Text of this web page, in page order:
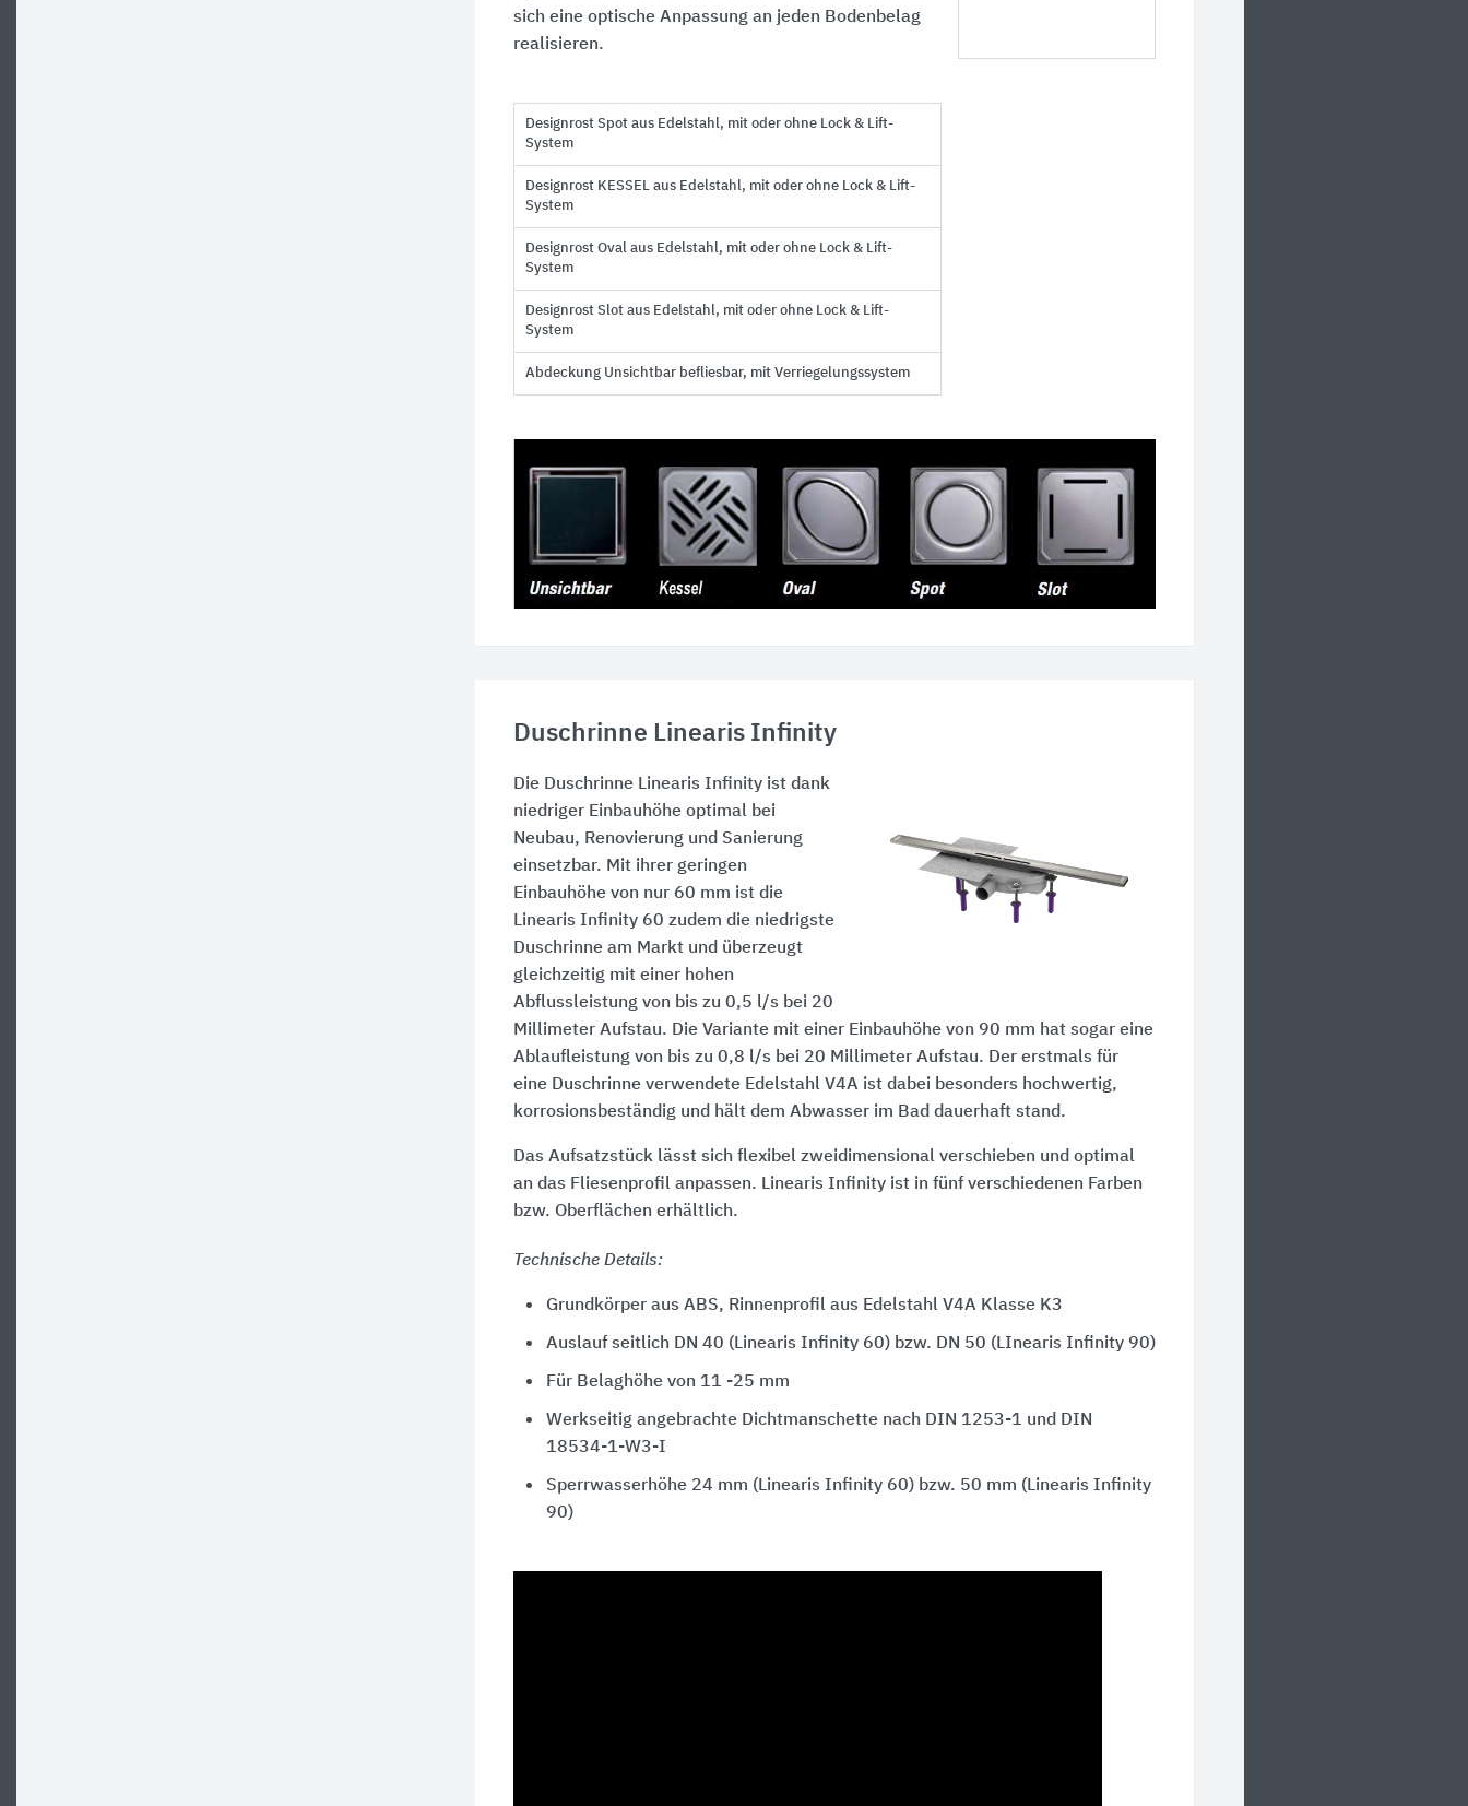
sich eine optische Anpassung an jeden Bodenbelag
realisieren.
Designrost Spot aus Edelstahl, mit oder ohne Lock & Lift-
System
Designrost KESSEL aus Edelstahl, mit oder ohne Lock & Lift-
System
Designrost Oval aus Edelstahl, mit oder ohne Lock & Lift-
System
Designrost Slot aus Edelstahl, mit oder ohne Lock & Lift-
System
Abdeckung Unsichtbar befliesbar, mit Verriegelungssystem
Duschrinne Linearis Infinity
Die Duschrinne Linearis Infinity ist dank
niedriger Einbauhöhe optimal bei
Neubau, Renovierung und Sanierung
einsetzbar. Mit ihrer geringen
Einbauhöhe von nur 60 mm ist die
Linearis Infinity 60 zudem die niedrigste
Duschrinne am Markt und überzeugt
gleichzeitig mit einer hohen
Abflussleistung von bis zu 0,5 l/s bei 20
Millimeter Aufstau. Die Variante mit einer Einbauhöhe von 90 mm hat sogar eine
Ablaufleistung von bis zu 0,8 l/s bei 20 Millimeter Aufstau. Der erstmals für
eine Duschrinne verwendete Edelstahl V4A ist dabei besonders hochwertig,
korrosionsbeständig und hält dem Abwasser im Bad dauerhaft stand.
Das Aufsatzstück lässt sich flexibel zweidimensional verschieben und optimal
an das Fliesenprofil anpassen. Linearis Infinity ist in fünf verschiedenen Farben
bzw. Oberflächen erhältlich.
Technische Details:
Grundkörper aus ABS, Rinnenprofil aus Edelstahl V4A Klasse K3
Auslauf seitlich DN 40 (Linearis Infinity 60) bzw. DN 50 (LInearis Infinity 90)
Für Belaghöhe von 11 -25 mm
Werkseitig angebrachte Dichtmanschette nach DIN 1253-1 und DIN
18534-1-W3-I
Sperrwasserhöhe 24 mm (Linearis Infinity 60) bzw. 50 mm (Linearis Infinity
90)